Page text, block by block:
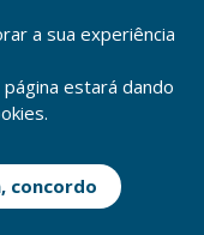
Defesa Nacional 2026
a sua experiência
estará dando
concordo